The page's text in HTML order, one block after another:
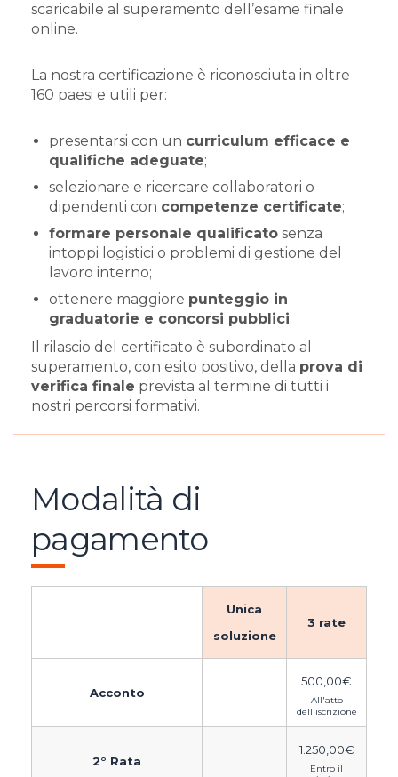
scaricabile al superamento dell’esame finale
online.
La nostra certificazione è riconosciuta in oltre
160 paesi e utili per:
presentarsi con un curriculum efficace e
qualifiche adeguate;
selezionare e ricercare collaboratori o
dipendenti con competenze certificate;
formare personale qualificato senza
intoppi logistici o problemi di gestione del
lavoro interno;
ottenere maggiore punteggio in
graduatorie e concorsi pubblici.
Il rilascio del certificato è subordinato al
superamento, con esito positivo, della prova di
verifica finale prevista al termine di tutti i
nostri percorsi formativi.
Modalità di
pagamento
Unica
soluzione
3 rate
Acconto
500,00€
All'atto
dell'iscrizione
2° Rata
1.250,00€
Entro il